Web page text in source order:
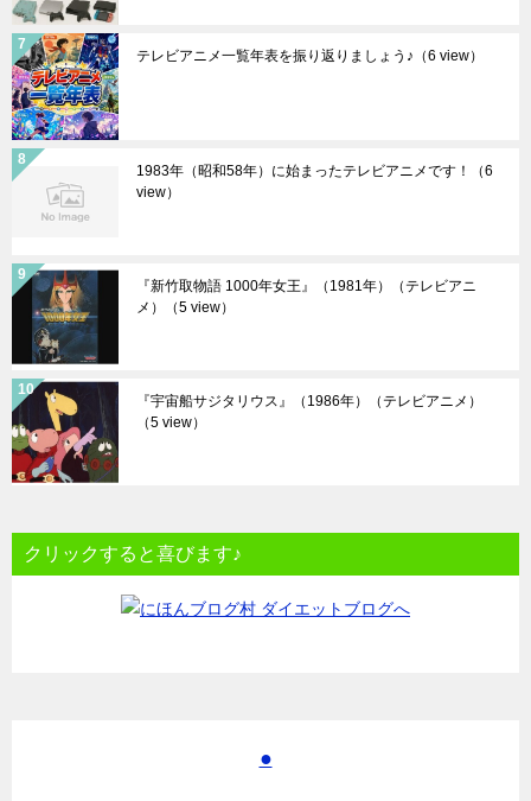
テレビアニメ一覧年表を振り返りましょう♪ （6 view）
1983年（昭和58年）に始まったテレビアニメです！
（6
view）
『新竹取物語 1000年女王』（1981年）（テレビアニ
メ）
（5 view）
『宇宙船サジタリウス』（1986年）（テレビアニメ）
（5 view）
クリックすると喜びます♪
●